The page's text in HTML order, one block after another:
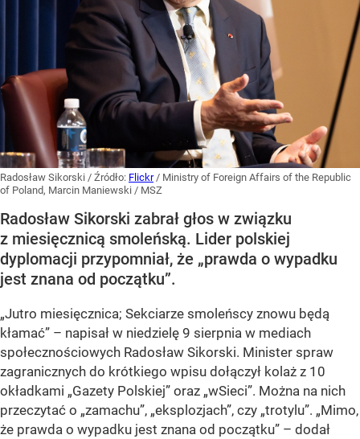
Radosław Sikorski / Źródło: Flickr / Ministry of Foreign Affairs of the Republic
of Poland, Marcin Maniewski / MSZ
Radosław Sikorski zabrał głos w związku
z miesięcznicą smoleńską. Lider polskiej
dyplomacji przypomniał, że „prawda o wypadku
jest znana od początku”.
„Jutro miesięcznica; Sekciarze smoleńscy znowu będą
kłamać” – napisał w niedzielę 9 sierpnia w mediach
społecznościowych Radosław Sikorski. Minister spraw
zagranicznych do krótkiego wpisu dołączył kolaż z 10
okładkami „Gazety Polskiej” oraz „wSieci”. Można na nich
przeczytać o „zamachu”, „eksplozjach”, czy „trotylu”. „Mimo,
że prawda o wypadku jest znana od początku” – dodał